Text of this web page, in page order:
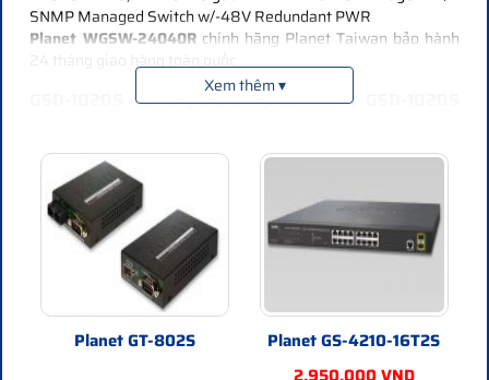
SNMP Managed Switch w/-48V Redundant PWR
Planet WGSW-24040R chính hãng Planet Taiwan bảo hành
GSD-1020S - Báo giá phân phối Planet GSD-1020S
GSD-1020S- Hợp Nhất báo giá phân phối
Planet GSD-1020S
IPv6 Managed 8-Port 10/100/1000Mbps + 2-Port 100/1000X
SFP Gigabit Ethernet Switch (Internal Power Supply)
Planet GSD-1020Schính hãng Planet Taiwan bảo hành 24
tháng giao hàng toàn quốc
GSD-1002M - Báo giá phân phối Planet GSD-1002M
chính hãng, giá cực TốT
Xem thêm ▾
Planet GT-802S
Planet GS-4210-16T2S